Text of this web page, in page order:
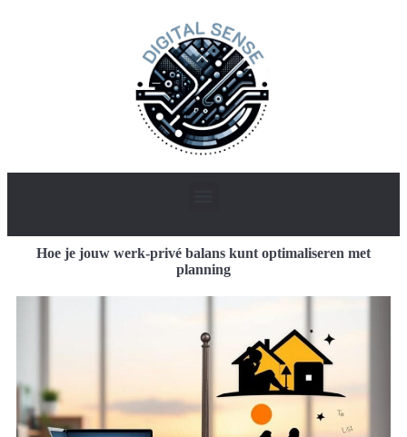
Hoe je jouw werk-privé balans kunt optimaliseren met
planning